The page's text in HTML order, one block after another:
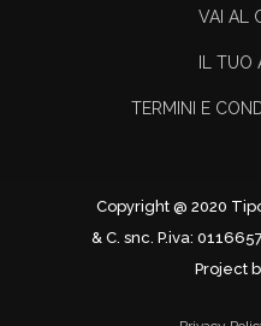
VAI AL
IL
TERMINI E
Copyright @ 2020
& C. snc. P.iva:
Project